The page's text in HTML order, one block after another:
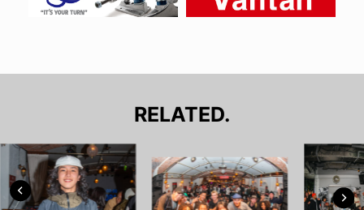
RELATED.